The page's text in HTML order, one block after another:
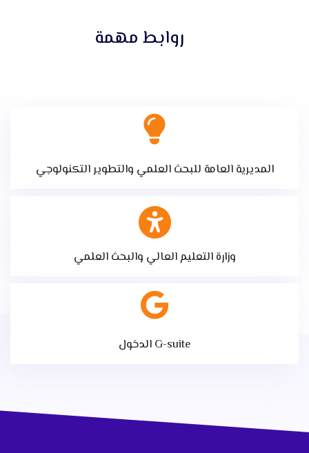
روابط مهمة
المديرية العامة للبحث العلمي والتطوير التكنولوجي
وزارة التعليم العالي والبحث العلمي
الدخول G-suite